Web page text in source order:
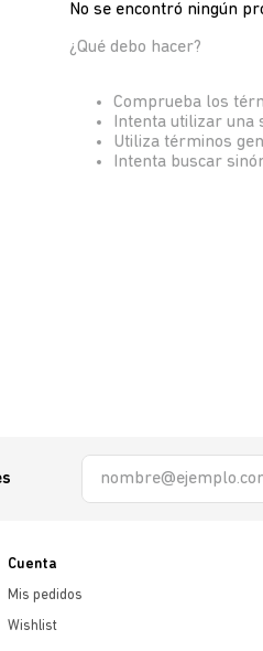
No se encontró ningún
¿Qué debo hacer?
Comprueba los
Intenta utilizar una
Utiliza términos
Intenta buscar
Cuenta
Mis pedidos
Wishlist